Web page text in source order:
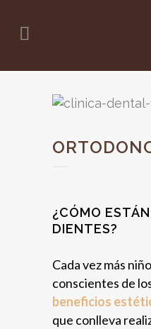
¿CÓMO ESTÁN
DIENTES?
Cada vez más
conscientes de
beneficios
que conlleva